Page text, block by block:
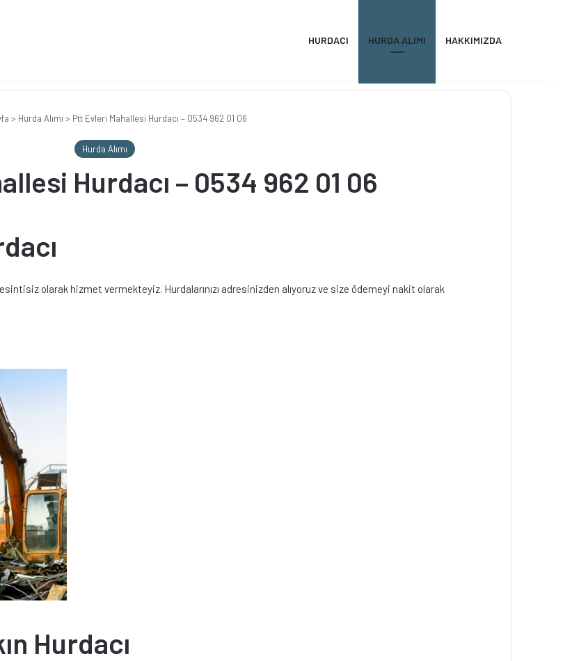
HURDACI HURDA ALIMI HAKKIMIZDA
> Hurda Alımı > Ptt Evleri Mahallesi Hurdacı – 0534 962 01 06
Hurda Alımı
Hurdacı – 0534 962 01 06
olarak hizmet vermekteyiz. Hurdalarınızı adresinizden alıyoruz ve size ödemeyi nakit olarak
Hurdacı